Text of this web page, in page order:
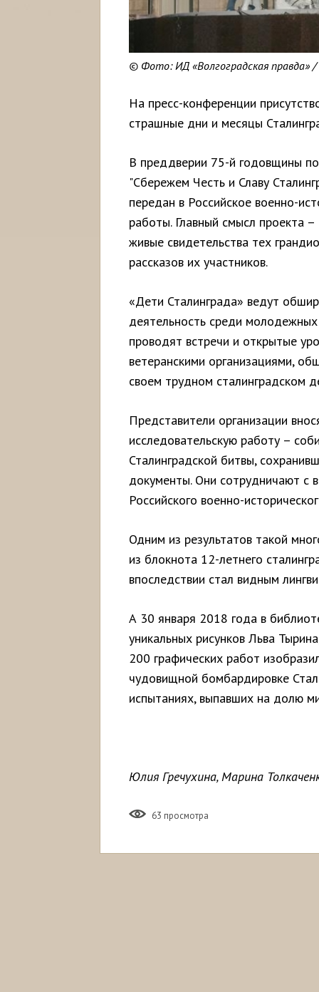
© Фото: ИД «Волгоградская правда» /
На пресс-конференции
страшные дни и месяцы
В преддверии 75-й годовщины
"Сбережем Честь и Славу
передан в Российское военно-
работы. Главный смысл проекта
живые свидетельства тех
рассказов их участников.
«Дети Сталинграда» ведут
деятельность среди
проводят встречи и открытые
ветеранскими организациями,
своем трудном сталинградском
Представители организации
исследовательскую работу –
Сталинградской битвы,
документы. Они сотрудничают с
Российского военно-
Одним из результатов такой
из блокнота 12-летнего
впоследствии стал видным
А 30 января 2018 года в
уникальных рисунков Льва
200 графических работ
чудовищной бомбардировке
испытаниях, выпавших на долю
Юлия Гречухина, Марина
63 просмотра